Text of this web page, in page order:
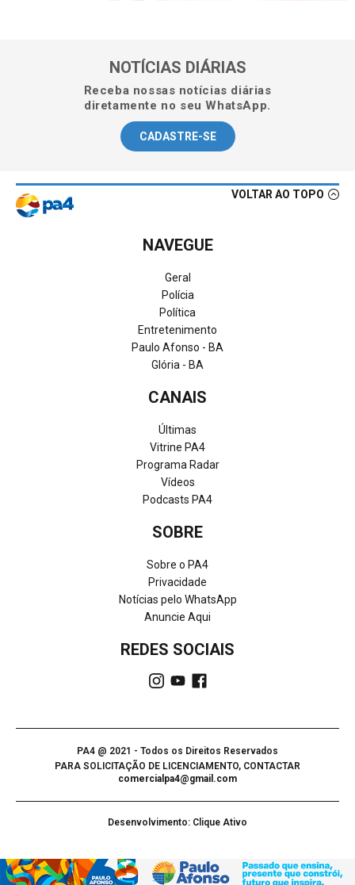
NOTÍCIAS DIÁRIAS
Receba nossas notícias diárias
diretamente no seu WhatsApp.
CADASTRE-SE
VOLTAR AO TOPO
NAVEGUE
Geral
Polícia
Política
Entretenimento
Paulo Afonso - BA
Glória - BA
CANAIS
Últimas
Vitrine PA4
Programa Radar
Vídeos
Podcasts PA4
SOBRE
Sobre o PA4
Privacidade
Notícias pelo WhatsApp
Anuncie Aqui
REDES SOCIAIS
PA4 @ 2021 - Todos os Direitos Reservados
PARA SOLICITAÇÃO DE LICENCIAMENTO, CONTACTAR
comercialpa4@gmail.com
Desenvolvimento: Clique Ativo